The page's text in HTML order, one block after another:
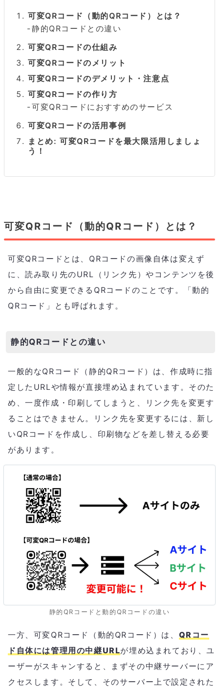
可変QRコード（動的QRコード）とは？
静的QRコードとの違い
可変QRコードの仕組み
可変QRコードのメリット
可変QRコードのデメリット・注意点
可変QRコードの作り方
可変QRコードにおすすめのサービス
可変QRコードの活用事例
まとめ: 可変QRコードを最大限活用しましょ
う！
可変QRコード（動的QRコード）とは？
可変QRコードとは、QRコードの画像自体は変えず
に、読み取り先のURL（リンク先）やコンテンツを後
から自由に変更できるQRコードのことです。「動的
QRコード」とも呼ばれます。
静的QRコードとの違い
一般的なQRコード（静的QRコード）は、作成時に指
定したURLや情報が直接埋め込まれています。そのた
め、一度作成・印刷してしまうと、リンク先を変更す
ることはできません。リンク先を変更するには、新し
いQRコードを作成し、印刷物などを差し替える必要
があります。
静的QRコードと動的QRコードの違い
一方、可変QRコード（動的QRコード）は、 QRコー
ド自体には管理用の中継URLが埋め込まれており、ユ
ーザーがスキャンすると、まずその中継サーバーにア
クセスします。そして、そのサーバー上で設定された